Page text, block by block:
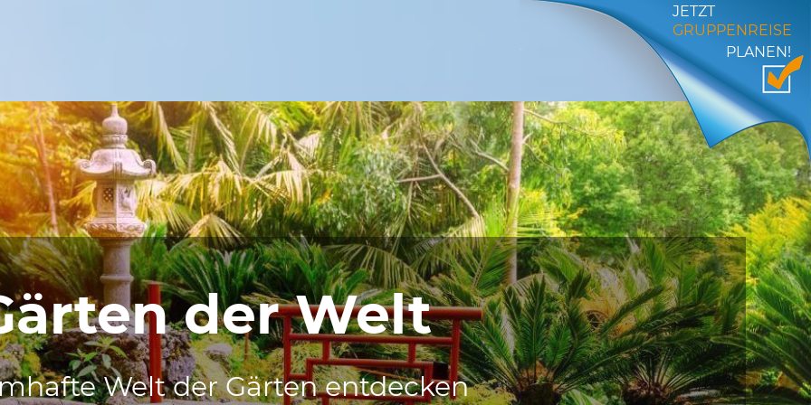
JETZT
GRUPPENREISE
PLANEN!
der Welt
Welt der Gärten entdecken